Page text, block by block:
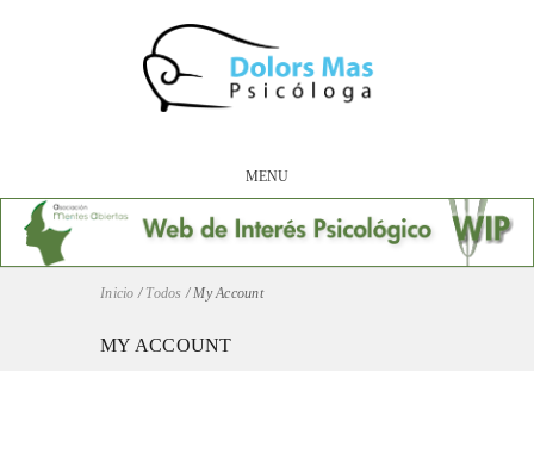
MENU
Inicio / Todos /My Account
MY ACCOUNT